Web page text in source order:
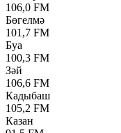
106,0 FM
Бөгелмә
101,7 FM
Буа
100,3 FM
Зәй
106,6 FM
Кадыбаш
105,2 FM
Казан